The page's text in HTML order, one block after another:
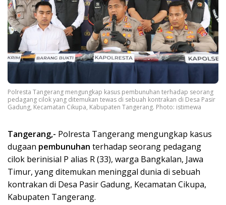
Polresta Tangerang mengungkap kasus pembunuhan terhadap seorang
pedagang cilok yang ditemukan tewas di sebuah kontrakan di Desa Pasir
Gadung, Kecamatan Cikupa, Kabupaten Tangerang. Photo: istimewa
Tangerang,- Polresta Tangerang mengungkap kasus
dugaan pembunuhan terhadap seorang pedagang
cilok berinisial P alias R (33), warga Bangkalan, Jawa
Timur, yang ditemukan meninggal dunia di sebuah
kontrakan di Desa Pasir Gadung, Kecamatan Cikupa,
Kabupaten Tangerang.